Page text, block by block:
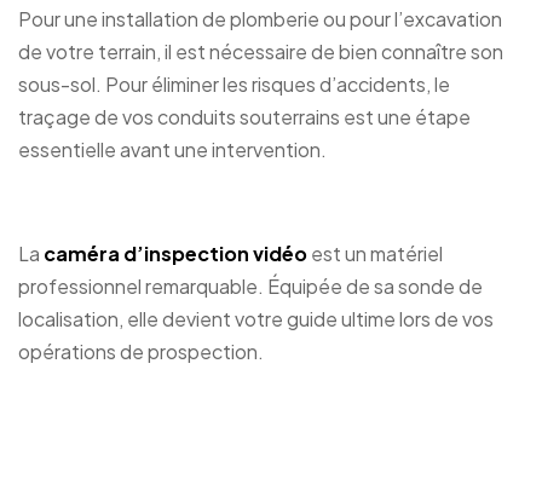
Pour une installation de plomberie ou pour l’excavation
de votre terrain, il est nécessaire de bien connaître son
sous-sol. Pour éliminer les risques d’accidents, le
traçage de vos conduits souterrains est une étape
essentielle avant une intervention.
La caméra d’inspection vidéoest un matériel
professionnel remarquable. Équipée de sa sonde de
localisation, elle devient votre guide ultime lors de vos
opérations de prospection.